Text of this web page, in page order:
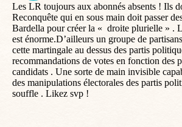
Les LR toujours aux abonnés absents ! Ils
Reconquête qui en sous main doit passer
Bardella pour créer la « droite plurielle » .
est énorme.D’ailleurs un groupe de
cette martingale au dessus des partis
recommandations de votes en fonction des
candidats . Une sorte de main invisible
des manipulations électorales des partis
souffle . Likez svp !